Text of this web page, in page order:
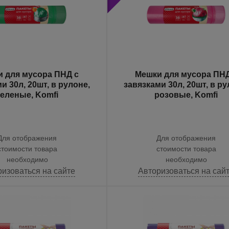
для мусора ПНД с
30л, 20шт, в рулоне,
Komfi
отображения
товара
необходимо
на сайте
Мешки для мусора
завязками 30л, 20шт, в
розовые, Komfi
Для отображения
стоимости товара
необходимо
Авторизоваться на